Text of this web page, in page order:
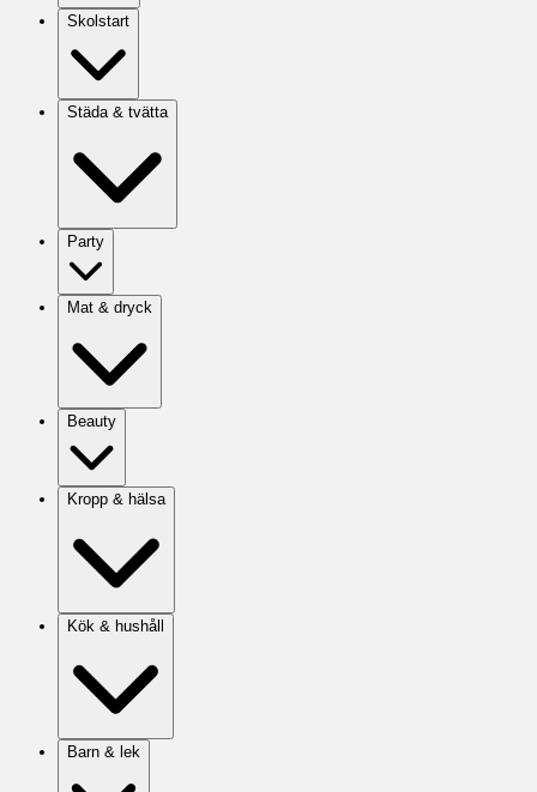
Skolstart
Städa & tvätta
Party
Mat & dryck
Beauty
Kropp & hälsa
Kök & hushåll
Barn & lek